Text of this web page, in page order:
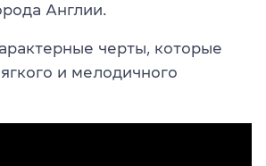
Англии.
черты, которые
и мелодичного